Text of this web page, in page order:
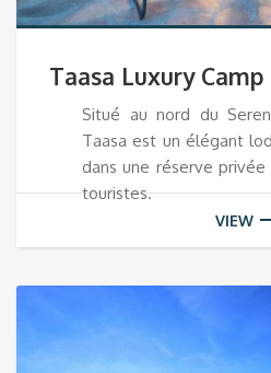
Taasa Luxury
Situé au nord du
Taasa est un élégant
dans une réserve
touristes.
VIEW